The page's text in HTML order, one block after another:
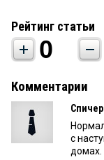
Рейтинг статьи
0
Комментарии
Спичер
с
домах.